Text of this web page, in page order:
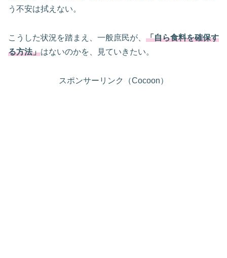
う不安は拭えない。
こうした状況を踏まえ、一般庶民が、 「自ら食料を確保す
る方法」はないのかを、見ていきたい。
スポンサーリンク（Cocoon）